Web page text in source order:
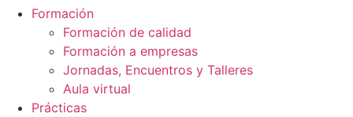
Formación
Formación de calidad
Formación a empresas
Jornadas, Encuentros y Talleres
Aula virtual
Prácticas